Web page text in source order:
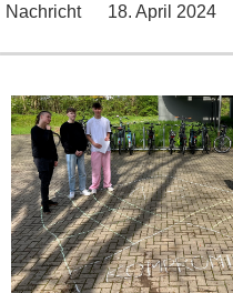
Nachricht 18. April 2024